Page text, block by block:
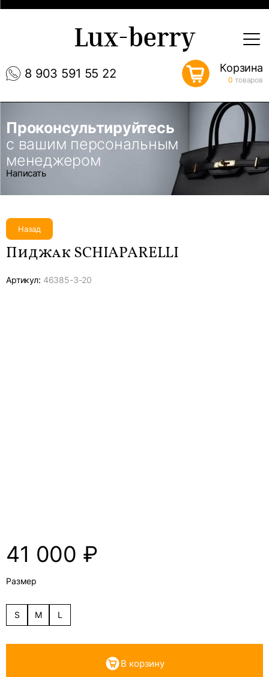
8 903 591 55 22
Lux-berry
Корзина
0 товаров
Проконсультируйтесь
с вашим персональным
менеджером
Написать
Назад
Пиджак SCHIAPARELLI
Артикул: 46385-3-20
41 000 ₽
Размер
S M L
В корзину